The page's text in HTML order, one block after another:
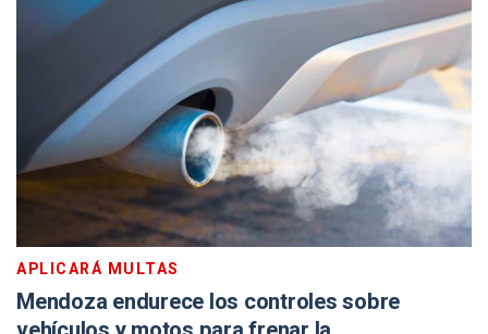
APLICARÁ MULTAS
Mendoza endurece los controles sobre